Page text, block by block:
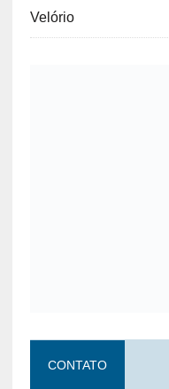
Velório
CONTATO